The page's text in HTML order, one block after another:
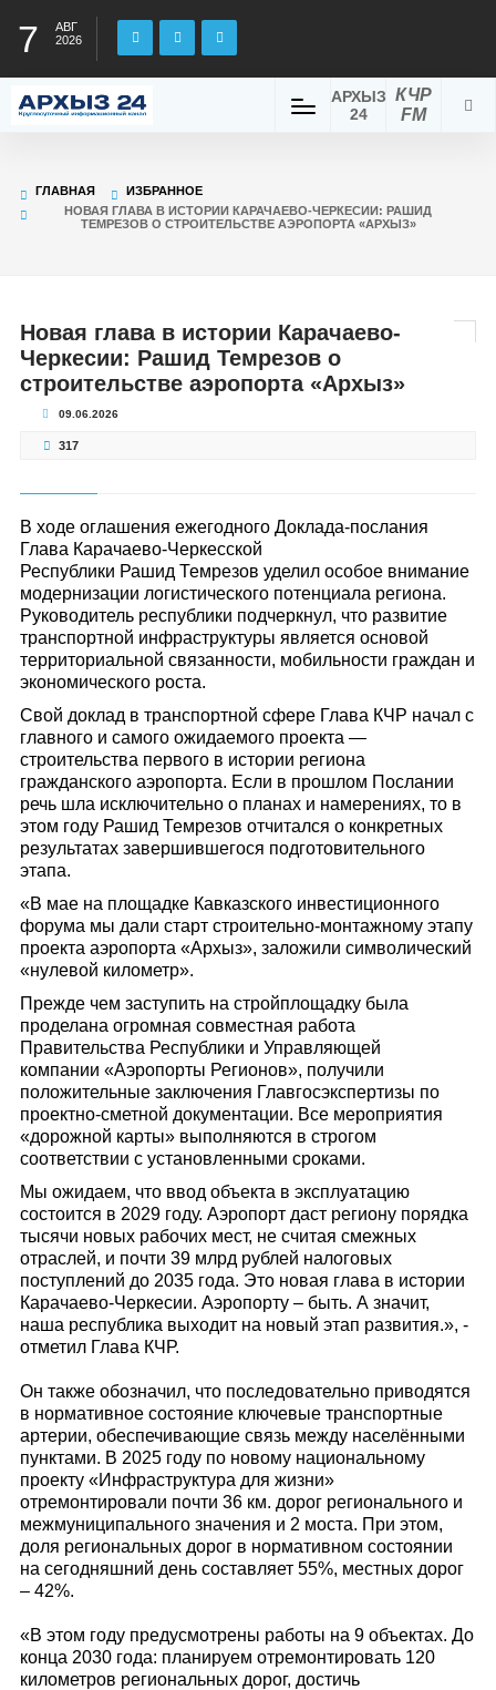
7
АВГ
2026
КЧР
FM
АРХЫЗ
24
ГЛАВНАЯ
ИЗБРАННОЕ
НОВАЯ ГЛАВА В ИСТОРИИ КАРАЧАЕВО-ЧЕРКЕСИИ: РАШИД
ТЕМРЕЗОВ О СТРОИТЕЛЬСТВЕ АЭРОПОРТА «АРХЫЗ»
Новая глава в истории Карачаево-
Черкесии: Рашид Темрезов о
строительстве аэропорта «Архыз»
09.06.2026
317
В ходе оглашения ежегодного Доклада-послания
Глава Карачаево-Черкесской
Республики Рашид Темрезов уделил особое внимание
модернизации логистического потенциала региона.
Руководитель республики подчеркнул, что развитие
транспортной инфраструктуры является основой
территориальной связанности, мобильности граждан и
экономического роста.
Свой доклад в транспортной сфере Глава КЧР начал с
главного и самого ожидаемого проекта —
строительства первого в истории региона
гражданского аэропорта. Если в прошлом Послании
речь шла исключительно о планах и намерениях, то в
этом году Рашид Темрезов отчитался о конкретных
результатах завершившегося подготовительного
этапа.
«В мае на площадке Кавказского инвестиционного
форума мы дали старт строительно-монтажному этапу
проекта аэропорта «Архыз», заложили символический
«нулевой километр».
Прежде чем заступить на стройплощадку была
проделана огромная совместная работа
Правительства Республики и Управляющей
компании «Аэропорты Регионов», получили
положительные заключения Главгосэкспертизы по
проектно-сметной документации. Все мероприятия
«дорожной карты» выполняются в строгом
соответствии с установленными сроками.
Мы ожидаем, что ввод объекта в эксплуатацию
состоится в 2029 году. Аэропорт даст региону порядка
тысячи новых рабочих мест, не считая смежных
отраслей, и почти 39 млрд рублей налоговых
поступлений до 2035 года. Это новая глава в истории
Карачаево-Черкесии. Аэропорту – быть. А значит,
наша республика выходит на новый этап развития.», -
отметил Глава КЧР.
Он также обозначил, что последовательно приводятся
в нормативное состояние ключевые транспортные
артерии, обеспечивающие связь между населёнными
пунктами. В 2025 году по новому национальному
проекту «Инфраструктура для жизни»
отремонтировали почти 36 км. дорог регионального и
межмуниципального значения и 2 моста. При этом,
доля региональных дорог в нормативном состоянии
на сегодняшний день составляет 55%, местных дорог
– 42%.
«В этом году предусмотрены работы на 9 объектах. До
конца 2030 года: планируем отремонтировать 120
километров региональных дорог, достичь